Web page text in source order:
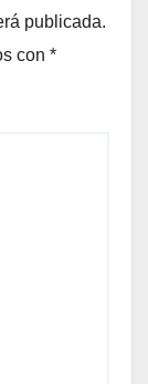
publicada.
con *